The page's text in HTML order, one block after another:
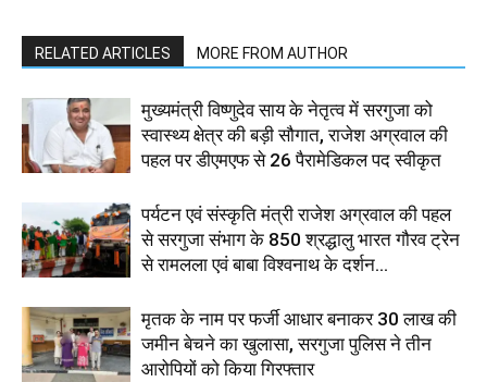
RELATED ARTICLES MORE FROM AUTHOR
मुख्यमंत्री विष्णुदेव साय के नेतृत्व में सरगुजा को
स्वास्थ्य क्षेत्र की बड़ी सौगात, राजेश अग्रवाल की
पहल पर डीएमएफ से 26 पैरामेडिकल पद स्वीकृत
पर्यटन एवं संस्कृति मंत्री राजेश अग्रवाल की पहल
से सरगुजा संभाग के 850 श्रद्धालु भारत गौरव ट्रेन
से रामलला एवं बाबा विश्वनाथ के दर्शन...
मृतक के नाम पर फर्जी आधार बनाकर 30 लाख की
जमीन बेचने का खुलासा, सरगुजा पुलिस ने तीन
आरोपियों को किया गिरफ्तार